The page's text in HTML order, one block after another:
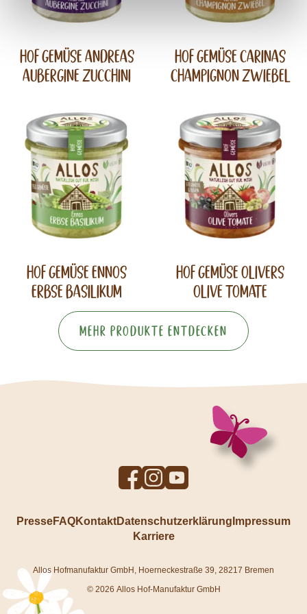
Hof Gemüse Andreas
Aubergine Zucchini
Hof Gemüse Carinas
Champignon Zwiebel
Hof Gemüse Ennos
Erbse Basilikum
Hof Gemüse Olivers
Olive Tomate
Mehr Produkte entdecken
To
Facebook
To
Instagram
To
YouTube
PresseFAQKontaktDatenschutzerklärung Impressum
Karriere
Allos Hofmanufaktur GmbH, Hoerneckestraße 39, 28217 Bremen
© 2026 Allos Hof-Manufaktur GmbH